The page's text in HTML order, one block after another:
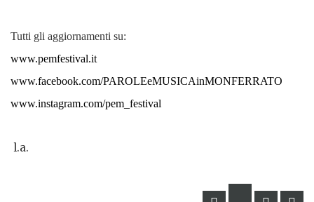
Tutti gli aggiornamenti su:
www.pemfestival.it
www.facebook.com/PAROLEeMUSICAinMONFERRATO
www.instagram.com/pem_festival
l.a.